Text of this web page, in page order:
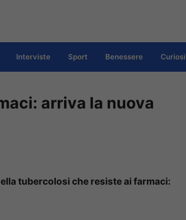
Interviste Sport Benessere
arriva la nuova
tubercolosi che resiste ai farmaci: